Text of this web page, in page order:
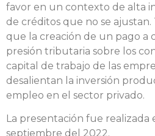
favor en un contexto de alta
de créditos que no se ajustan.
que la creación de un pago a
presión tributaria sobre los
capital de trabajo de las
desalientan la inversión
empleo en el sector privado.
La presentación fue realizada
septiembre del 2022.